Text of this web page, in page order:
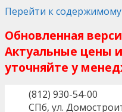
Перейти к содержимому
Обновленная
Актуальные цены
уточняйте у
(812) 930-54-00
СПб, ул.